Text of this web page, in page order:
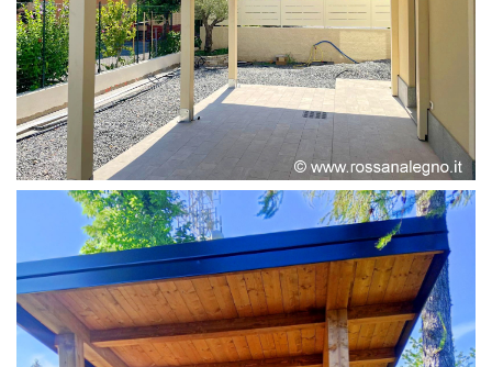
PERGOLA ADOSSATA